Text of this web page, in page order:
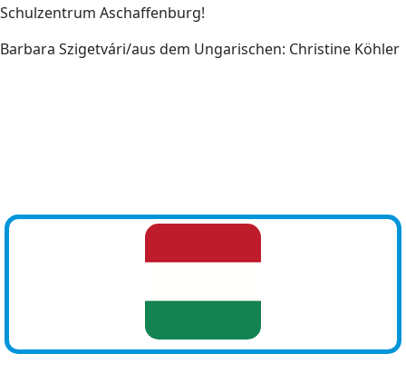
Schulzentrum Aschaffenburg!
Barbara Szigetvári/aus dem Ungarischen: Christine Köhler